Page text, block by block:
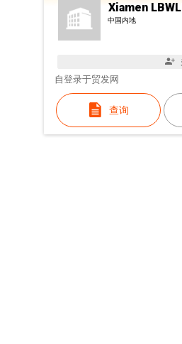
Xiamen
中国内地
自登录于贸发网
查询